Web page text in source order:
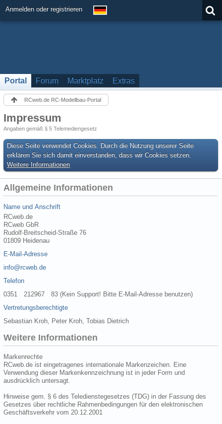
Anmelden oder registrieren
Portal Forum Marktplatz Extras
RCweb.de RC-Modellbau-Portal
Impressum
Angaben gemäß § 5 Telemediengesetz
Diese Seite verwendet Cookies. Durch die Nutzung unserer Seite
erklären Sie sich damit einverstanden, dass wir Cookies setzen.
Weitere Informationen
Allgemeine Informationen
Name und Anschrift
RCweb.de
RCweb GbR
Rudolf-Breitscheid-Straße 76
01809 Heidenau
E-Mail-Adresse
info@rcweb.de
Telefon
0351 212967 83 (Kein Support! Bitte E-Mail-Adresse benutzen)
Vertretungsberechtigte
Sebastian Kroh, Peter Kroh, Tobias Dietrich
Weitere Informationen
Markenrechte
RCweb.de ist eingetragenes internationale Markenzeichen. Eine
Verwendung dieser Markenkennzeichnung ist in jeder Form und
ausdrücklich untersagt.
Hinweise gem. § 6 des Teledienstegesetzes (TDG) in der Fassung des
Gesetzes über rechtliche Rahmenbedingungen für den elektronischen
Geschäftsverkehr vom 20.12.2001